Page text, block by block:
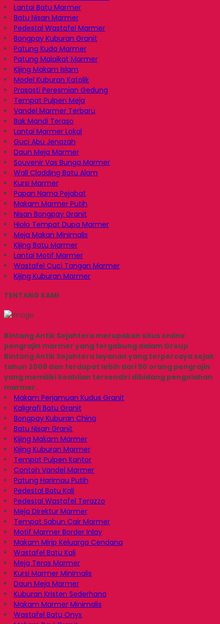
Lantai Batu Marmer
Batu Nisan Marmer
Pedestal Wastafel Marmer
Bongpay Kuburan Granit
Patung Kuda Marmer
Patung Malaikat Marmer
Kijing Makam Islam
Model Kuburan Katolik
Prasasti Peresmian Gedung
Tempat Pulpen Meja
Vandel Marmer Terbaru
Bak Mandi Teraso
Lantai Marmer Lokal
Guci Abu Jenazah
Daun Meja Marmer
Souvenir Vas Bunga Marmer
Wall Cladding Batu Alam
Kursi Marmer
Papan Nama Pejabat
Makam Marmer Putih
Nisan Bongpay Granit
Hiolo Tempat Dupa Marmer
Meja Makan Minimalis
Kijing Batu Marmer
Lantai Motif Marmer
Wastafel Cuci Tangan Marmer
Kijing Kuburan Marmer
TENTANG KAMI
Bintang Antik Sejahtera merupakan situs online
pengrajin marmer yang tergabung dalam Group
Bintang Antik Sejahtera layanan yang terpercaya sejak
tahun 2009 dan terdapat lebih dari 50 orang pengrajin
yang memiliki keahlian tersendiri dibidang pengolahan
marmer.
Makam Perjamuan Kudus Granit
Kaligrafi Batu Granit
Bongpay Kuburan China
Batu Nisan Granit
Kijing Makam Marmer
Kijing Kuburan Marmer
Tempat Pulpen Kantor
Contoh Vandel Marmer
Patung Harimau Putih
Pedestal Batu Kali
Pedestal Wastafel Terazzo
Meja Direktur Marmer
Tempat Sabun Cair Marmer
Motif Marmer Border Inlay
Makam Mirip Keluarga Cendana
Wastafel Batu Kali
Meja Teras Marmer
Kursi Marmer Minimalis
Daun Meja Marmer
Kuburan Kristen Sederhana
Makam Marmer Minimalis
Wastafel Batu Onyx